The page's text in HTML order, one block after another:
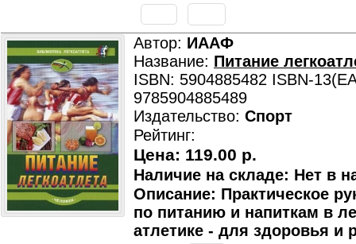
Автор: ИААФ
Название: Питание
ISBN: 5904885482 ISBN-
9785904885489
Издательство: Спорт
Рейтинг:
Цена: 119.00 р.
Наличие на складе: Нет в
Описание: Практическое
по питанию и напиткам в
атлетике - для здоровья и